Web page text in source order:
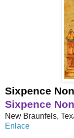
Sixpence
Sixpence
New Braunfels,
Enlace